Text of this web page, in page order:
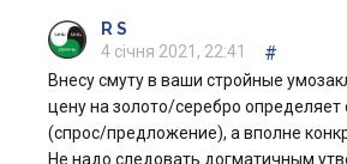
R S
4 січня 2021, 22:41
#
Внесу смуту в ваши стройные
цену на золото/серебро определяет
(спрос/предложение), а вполне
Не надо следовать догматичным